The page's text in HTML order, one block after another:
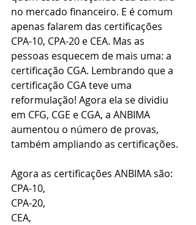
no mercado financeiro. E é comum
apenas falarem das certificações
CPA-10, CPA-20 e CEA. Mas as
pessoas esquecem de mais uma: a
certificação CGA. Lembrando que a
certificação CGA teve uma
reformulação! Agora ela se dividiu
em CFG, CGE e CGA, a ANBIMA
aumentou o número de provas,
também ampliando as certificações.
Agora as certificações ANBIMA são:
CPA-10,
CPA-20,
CEA,